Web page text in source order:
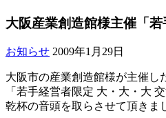
大阪産業創造館様主催「
お知らせ 2009年1月29日
大阪市の産業創造館様が主催し
「若手経営者限定 大・大・大
乾杯の音頭を取らさせて頂きま